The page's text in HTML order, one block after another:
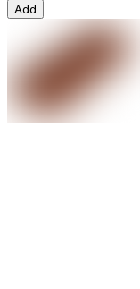
Add